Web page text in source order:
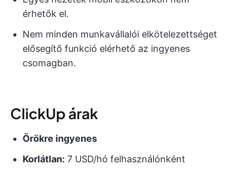
érhetők el.
Nem minden munkavállalói elkötelezettséget
elősegítő funkció elérhető az ingyenes
csomagban.
ClickUp árak
Örökre ingyenes
Korlátlan: 7 USD/hó felhasználónként